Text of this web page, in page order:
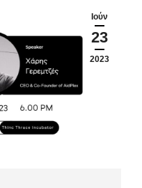
Ιούν
23
2023